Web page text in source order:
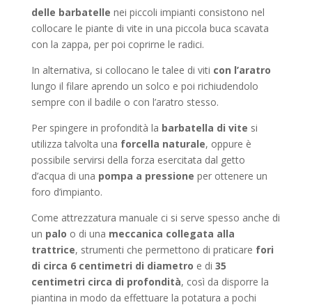
delle barbatelle nei piccoli impianti consistono nel
collocare le piante di vite in una piccola buca scavata
con la zappa, per poi coprirne le radici.
In alternativa, si collocano le talee di viti con l’aratro
lungo il filare aprendo un solco e poi richiudendolo
sempre con il badile o con l’aratro stesso.
Per spingere in profondità la barbatella di vite si
utilizza talvolta una forcella naturale, oppure è
possibile servirsi della forza esercitata dal getto
d’acqua di una pompa a pressione per ottenere un
foro d’impianto.
Come attrezzatura manuale ci si serve spesso anche di
un palo o di una meccanica collegata alla
trattrice, strumenti che permettono di praticare fori
di circa 6 centimetri di diametro e di 35
centimetri circa di profondità, così da disporre la
piantina in modo da effettuare la potatura a pochi